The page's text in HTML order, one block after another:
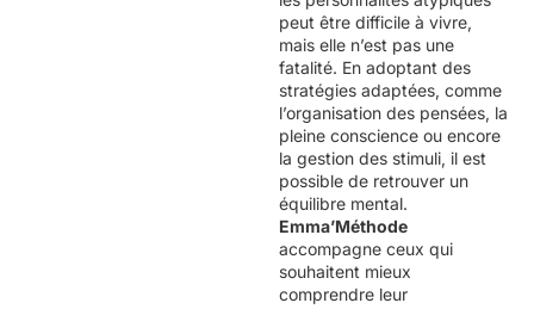
peut être difficile à vivre,
mais elle n’est pas une
fatalité. En adoptant des
stratégies adaptées, comme
l’organisation des pensées, la
pleine conscience ou encore
la gestion des stimuli, il est
possible de retrouver un
équilibre mental.
Emma’Méthode
accompagne ceux qui
souhaitent mieux
comprendre leur